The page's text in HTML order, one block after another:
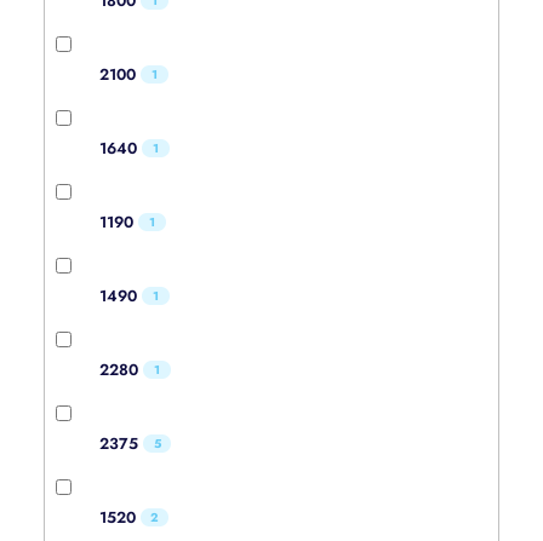
2100 1
1640 1
1190 1
1490 1
2280 1
2375 5
1520 2